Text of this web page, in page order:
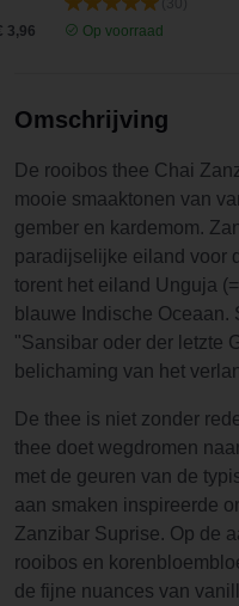
3,96
Op voorraad
Omschrijving
De rooibos thee Chai
mooie smaaktonen van
gember en kardemom.
paradijselijke eiland voor
torent het eiland Unguja
blauwe Indische Oceaan.
"Sansibar oder der letzte
belichaming van het
De thee is niet zonder
thee doet wegdromen
met de geuren van de
aan smaken inspireerde
Zanzibar Suprise. Op de
rooibos en
de fijne nuances van